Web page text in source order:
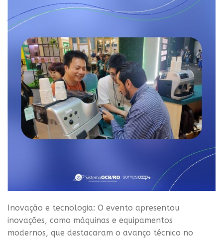
Inovação e tecnologia: O evento apresentou
inovações, como máquinas e equipamentos
modernos, que destacaram o avanço técnico no